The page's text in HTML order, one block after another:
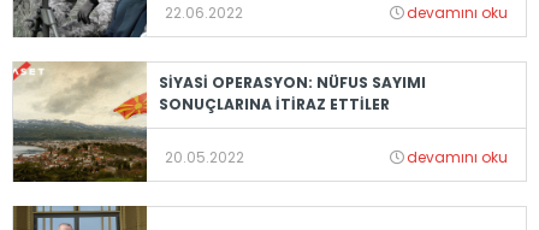
22.06.2022 devamını oku
SİYASİ OPERASYON: NÜFUS SAYIMI
SONUÇLARINA İTİRAZ ETTİLER
20.05.2022 devamını oku